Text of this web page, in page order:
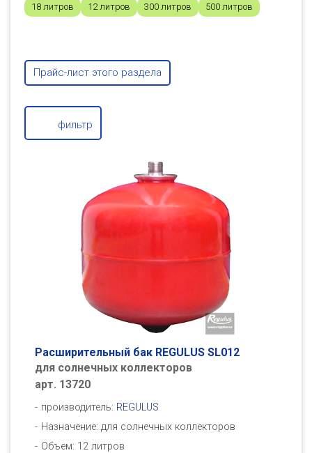
18 литров
12 литров 300 литров 500 литров
Прайс-лист этого раздела
фильтр
Расширительный бак REGULUS SL012
для солнечных коллекторов
арт. 13720
производитель: REGULUS
Назначение: для солнечных коллекторов
Объем: 12 литров